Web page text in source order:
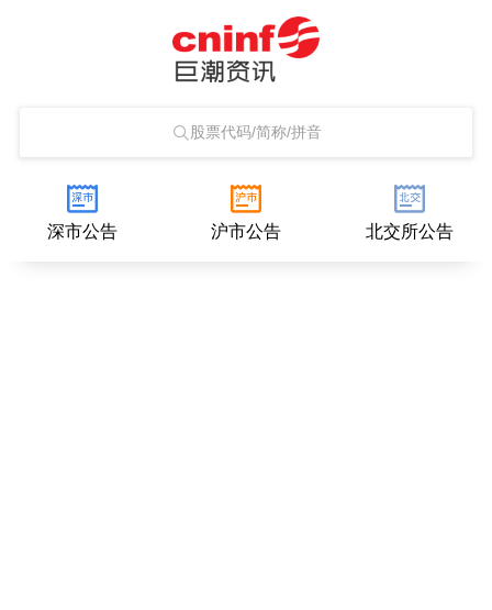
股票代码/简称/拼音
深市公告 沪市公告 北交所公告